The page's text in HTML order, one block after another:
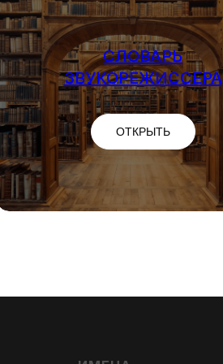
СЛОВАРЬ
ЗВУКОРЕЖИССЕРА
ОТКРЫТЬ
СЛОВАРЬ
ЗВУКОРЕЖИССЕРА
ОТКРЫТЬ